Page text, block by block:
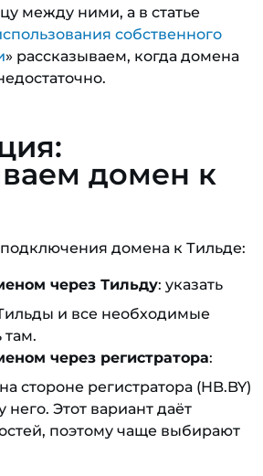
между ними, а в статье
собственного
» рассказываем, когда домена
домен к
подключения домена к Тильде:
через Тильду: указать
и все необходимые
там.
через регистратора:
стороне регистратора (HB.BY)
него. Этот вариант даёт
поэтому чаще выбирают